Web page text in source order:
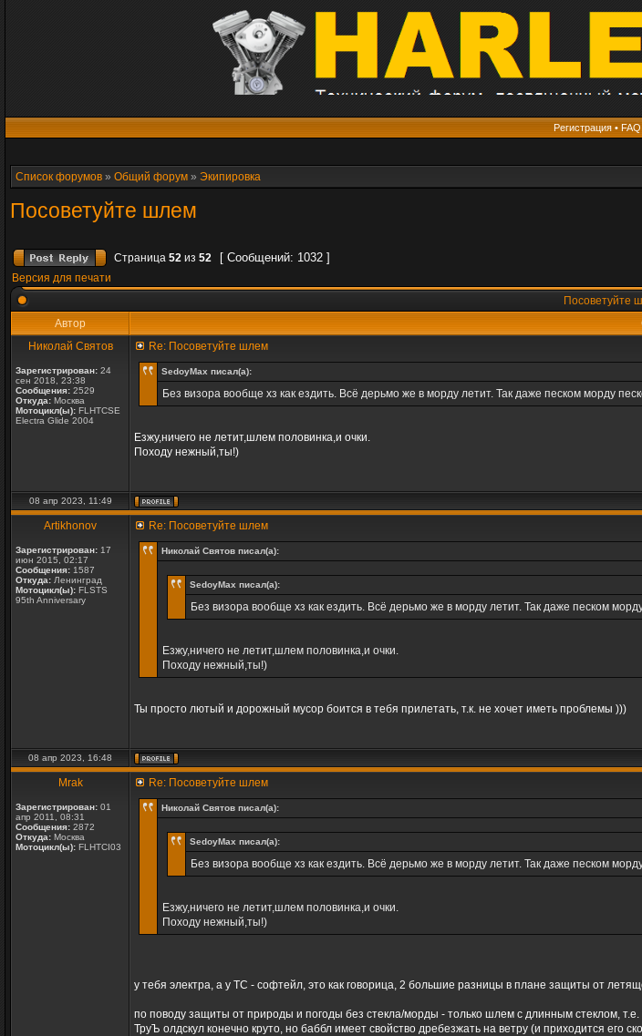
Регистрация• FAQ
Список форумов » Общий форум » Экипировка
Посоветуйте шлем
Страница 52 из 52 [ Сообщений: 1032 ]
Версия для печати
Посоветуйте
Автор
Николай Святов
Зарегистрирован: 24
сен 2018, 23:38
Сообщения: 2529
Откуда: Москва
Мотоцикл(ы): FLHTCSE
Electra Glide 2004
Re: Посоветуйте шлем
SedoyMax писал(а):
Без визора вообще хз как ездить. Всё дерьмо же в морду летит. Так даже песком морду
Езжу,ничего не летит,шлем половинка,и очки.
Походу нежный,ты!)
08 апр 2023, 11:49
Artikhonov
Зарегистрирован: 17
июн 2015, 02:17
Сообщения: 1587
Откуда: Ленинград
Мотоцикл(ы): FLSTS
95th Anniversary
Re: Посоветуйте шлем
Николай Святов писал(а):
SedoyMax писал(а):
Без визора вообще хз как ездить. Всё дерьмо же в морду летит. Так даже песком
Езжу,ничего не летит,шлем половинка,и очки.
Походу нежный,ты!)
Ты просто лютый и дорожный мусор боится в тебя прилетать, т.к. не хочет иметь проблемы )))
08 апр 2023, 16:48
Mrak
Зарегистрирован: 01
апр 2011, 08:31
Сообщения: 2872
Откуда: Москва
Мотоцикл(ы): FLHTCI03
Re: Посоветуйте шлем
Николай Святов писал(а):
SedoyMax писал(а):
Без визора вообще хз как ездить. Всё дерьмо же в морду летит. Так даже песком
Езжу,ничего не летит,шлем половинка,и очки.
Походу нежный,ты!)
у тебя электра, а у ТС - софтейл, это как говорица, 2 большие разницы в плане защиты от
по поводу защиты от природы и погоды без стекла/морды - только шлем с длинным стеклом,
ТруЪ олдскул конечно круто, но баббл имеет свойство дребезжать на ветру (и приходится